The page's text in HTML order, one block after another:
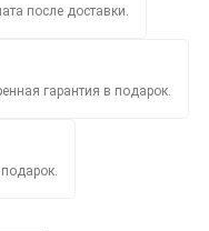
после доставки.
гарантия в подарок.